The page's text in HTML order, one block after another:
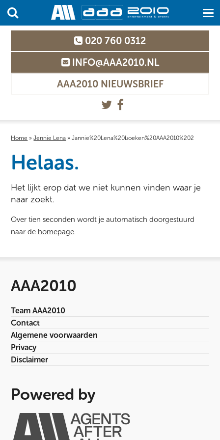
020 760 0312
INFO@AAA2010.NL
AAA2010 NIEUWSBRIEF
Home »Jennie Lena »Jannie%20Lena%20boeken%20AAA2010%202
Helaas.
Het lijkt erop dat we niet kunnen vinden waar je
naar zoekt.
Over tien seconden wordt je automatisch doorgestuurd
naar de homepage.
AAA2010
Team AAA2010
Contact
Algemene voorwaarden
Privacy
Disclaimer
Powered by